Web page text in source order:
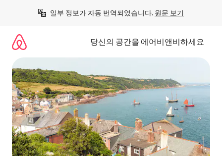
일부 정보가 자동 번역되었습니다. 원문 보기
당신의 공간을 에어비앤비하세요